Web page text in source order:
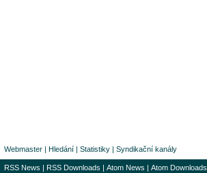
Webmaster | Hledání | Statistiky | Syndikační kanály
RSS News | RSS Downloads | Atom News | Atom Downloads